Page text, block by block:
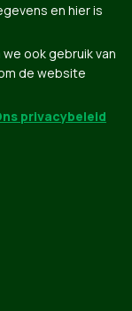
doorTectonica
en hier is
ook gebruik van
de website
privacybeleid